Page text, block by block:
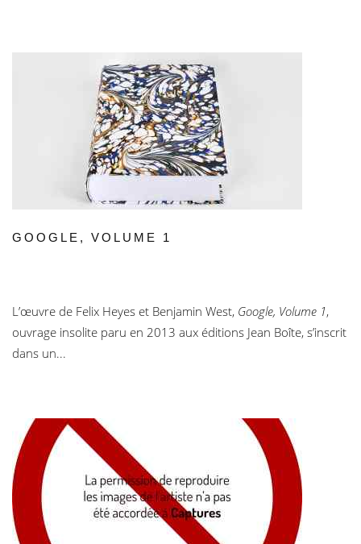
GOOGLE, VOLUME 1
L’œuvre de Felix Heyes et Benjamin West, Google, Volume 1,
ouvrage insolite paru en 2013 aux éditions Jean Boîte, s’inscrit
dans un...